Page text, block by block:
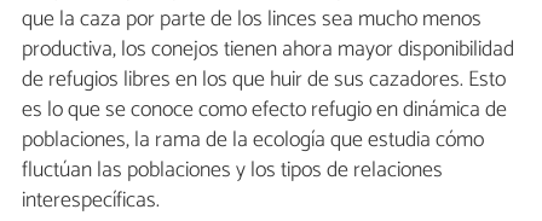
que la caza por parte de los linces sea mucho menos
productiva, los conejos tienen ahora mayor disponibilidad
de refugios libres en los que huir de sus cazadores. Esto
es lo que se conoce como efecto refugio en dinámica de
poblaciones, la rama de la ecología que estudia cómo
fluctúan las poblaciones y los tipos de relaciones
interespecíficas.